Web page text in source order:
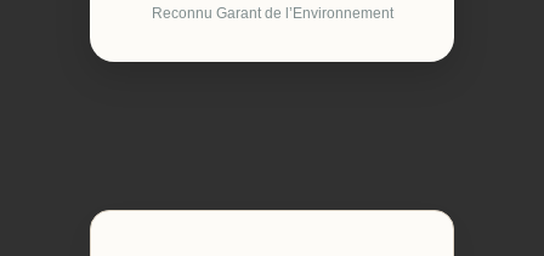
Reconnu Garant de l’Environnement